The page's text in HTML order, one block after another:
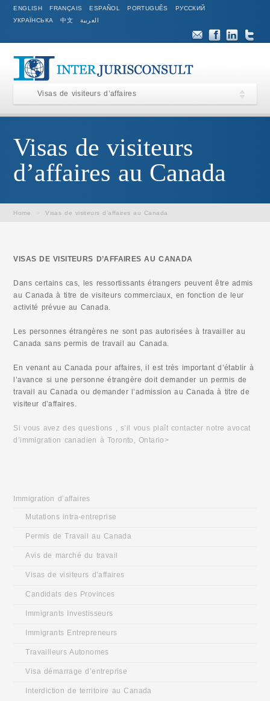
ENGLISH FRANÇAIS ESPAÑOL PORTUGUÊS
РУССКИЙ
УКРАЇНСЬКА
中文 العربية
Visas de visiteurs d’affaires
Visas de visiteurs
d’affaires au Canada
Home Visas de visiteurs d’affaires au Canada
VISAS DE VISITEURS D’AFFAIRES AU CANADA
Dans certains cas, les ressortissants étrangers peuvent être admis
au Canada à titre de visiteurs commerciaux, en fonction de leur
activité prévue au Canada.
Les personnes étrangères ne sont pas autorisées à travailler au
Canada sans permis de travail au Canada.
En venant au Canada pour affaires, il est très important d’établir à
l’avance si une personne étrangère doit demander un permis de
travail au Canada ou demander l’admission au Canada à titre de
visiteur d’affaires.
Si vous avez des questions , s’il vous plaît contacter notre avocat
d’immigration canadien à Toronto, Ontario>
Immigration d’affaires
Mutations intra-entreprise
Permis de Travail au Canada
Avis de marché du travail
Visas de visiteurs d’affaires
Candidats des Provinces
Immigrants Investisseurs
Immigrants Entrepreneurs
Travailleurs Autonomes
Visa démarrage d’entreprise
Interdiction de territoire au Canada